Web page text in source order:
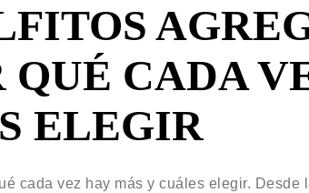
QUÉ CADA
ELEGIR
cada vez hay más y cuáles elegir. Desde